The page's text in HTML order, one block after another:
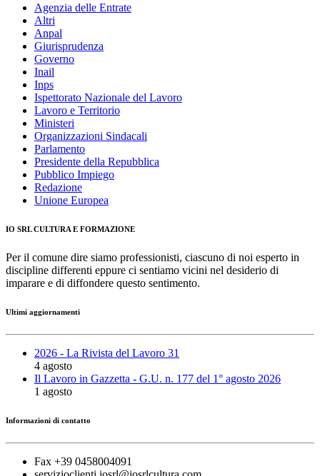
Agenzia delle Entrate
Altri
Anpal
Giurisprudenza
Governo
Inail
Inps
Ispettorato Nazionale del Lavoro
Lavoro e Territorio
Ministeri
Organizzazioni Sindacali
Parlamento
Presidente della Repubblica
Pubblico Impiego
Redazione
Unione Europea
IO SRL CULTURA E FORMAZIONE
Per il comune dire siamo professionisti, ciascuno di noi esperto in
discipline differenti eppure ci sentiamo vicini nel desiderio di
imparare e di diffondere questo sentimento.
Ultimi aggiornamenti
2026 - La Rivista del Lavoro 31
4 agosto
Il Lavoro in Gazzetta - G.U. n. 177 del 1° agosto 2026
1 agosto
Informazioni di contatto
Fax +39 0458004091